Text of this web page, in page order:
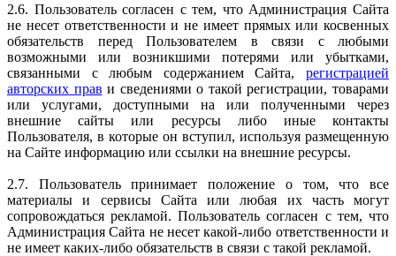
2.6. Пользователь согласен с тем, что Администрация Сайта
не несет ответственности и не имеет прямых или косвенных
обязательств перед Пользователем в связи с любыми
возможными или возникшими потерями или убытками,
связанными с любым содержанием Сайта, регистрацией
авторских прав и сведениями о такой регистрации, товарами
или услугами, доступными на или полученными через
внешние сайты или ресурсы либо иные контакты
Пользователя, в которые он вступил, используя размещенную
на Сайте информацию или ссылки на внешние ресурсы.
2.7. Пользователь принимает положение о том, что все
материалы и сервисы Сайта или любая их часть могут
сопровождаться рекламой. Пользователь согласен с тем, что
Администрация Сайта не несет какой-либо ответственности и
не имеет каких-либо обязательств в связи с такой рекламой.